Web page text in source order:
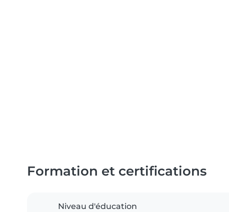
Formation et certifications
Niveau d'éducation